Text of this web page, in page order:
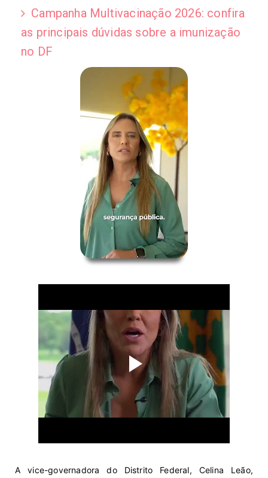
Campanha Multivacinação 2026: confira
as principais dúvidas sobre a imunização
no DF
A vice-governadora do Distrito Federal, Celina Leão,